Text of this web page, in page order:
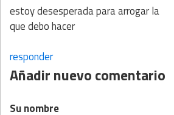
estoy desesperada para arrogar la
que debo hacer
responder
Añadir nuevo comentario
Su nombre